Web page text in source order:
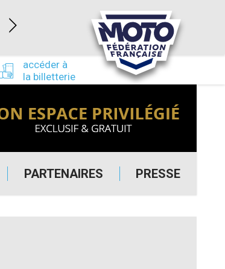
PARTENAIRES PRESSE
accéder à
la billetterie
NEVERS MAGNY-COURS (58)
du 24/09/2026 au 27/09/2026